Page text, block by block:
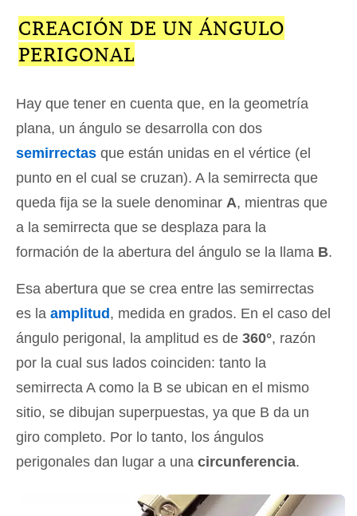
CREACIÓN DE UN ÁNGULO
PERIGONAL
Hay que tener en cuenta que, en la geometría
plana, un ángulo se desarrolla con dos
semirrectas que están unidas en el vértice (el
punto en el cual se cruzan). A la semirrecta que
queda fija se la suele denominar A, mientras que
a la semirrecta que se desplaza para la
formación de la abertura del ángulo se la llama B.
Esa abertura que se crea entre las semirrectas
es la amplitud , medida en grados. En el caso del
ángulo perigonal, la amplitud es de 360°, razón
por la cual sus lados coinciden: tanto la
semirrecta A como la B se ubican en el mismo
sitio, se dibujan superpuestas, ya que B da un
giro completo. Por lo tanto, los ángulos
perigonales dan lugar a una circunferencia.